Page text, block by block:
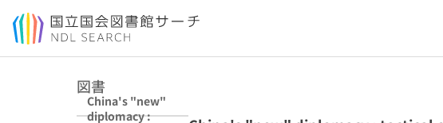
本文へ移動
図書
China's "new"
diplomacy :